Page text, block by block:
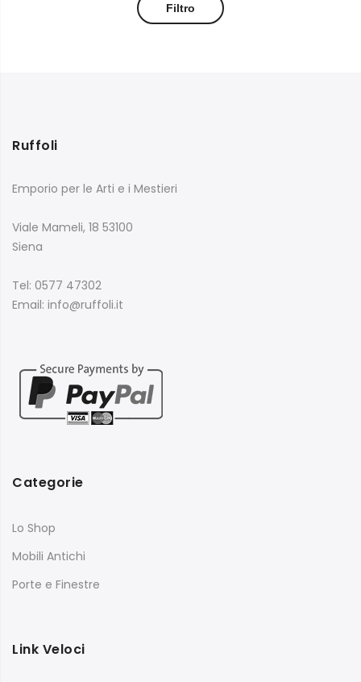
Filtro
Ruffoli
Emporio per le Arti e i Mestieri
Viale Mameli, 18 53100
Siena
Tel: 0577 47302
Email: info@ruffoli.it
Categorie
Lo Shop
Mobili Antichi
Porte e Finestre
Link Veloci